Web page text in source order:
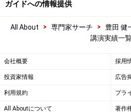
ガイドへの情報提供
All About > 専門家サーチ > 豊田 健
講演実績一
会社概要 採用
投資家情報 広告
利用規約 プラ
All Aboutについて 著作